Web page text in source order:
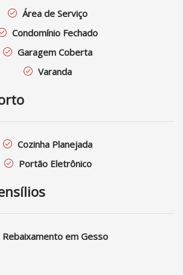
Área de Serviço
Condomínio Fechado
Garagem Coberta
Varanda
Cozinha Planejada
Portão Eletrônico
Rebaixamento em Gesso